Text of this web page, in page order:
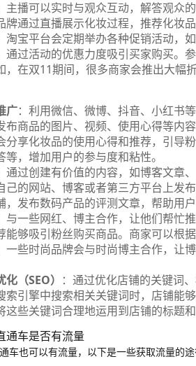
主播可以实时与观众互动，解答观众
牌通过直播展示化妆过程，推荐化妆
淘宝平台会定期举办各种促销活动，
通过活动的优惠力度吸引买家购买。
，在双11期间，很多商家会推出大幅
广：利用微信、微博、抖音、小红书
布商品的图片、视频、使用心得等内
分享化妆品的使用心得和推荐，引导
等，增加用户的参与度和粘性。
通过创建有价值的内容，如博客文章
己的网站、博客或者第三方平台上发
，发布数码产品的评测文章，帮助用
与一些网红、博主合作，让他们帮忙
能够吸引粉丝购买商品。商家可以根
一些时尚品牌会与时尚博主合作，让
（SEO） ：通过优化店铺的关键词
索引擎中搜索相关关键词时，店铺能
这些关键词合理地运用到店铺的标题
通车是否有流量
车也可以有流量，以下是一些获取流量的